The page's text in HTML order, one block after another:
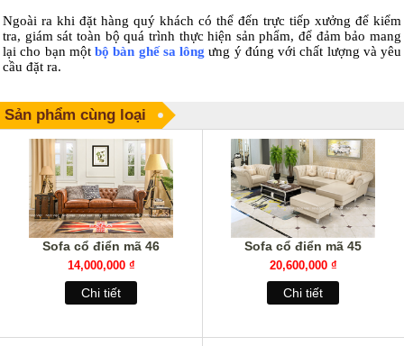
Ngoài ra khi đặt hàng quý khách có thể đến trực tiếp xưởng để kiểm
tra, giám sát toàn bộ quá trình thực hiện sản phẩm, để đảm bảo mang
lại cho bạn một bộ bàn ghế sa lông ưng ý đúng với chất lượng và yêu
cầu đặt ra.
Sản phẩm cùng loại
Sofa cổ điển mã 46
14,000,000 ₫
Chi tiết
Sofa cổ điển mã 45
20,600,000 ₫
Chi tiết